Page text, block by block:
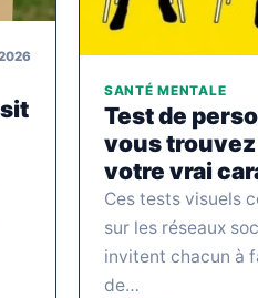
SANTÉ MENTALE
Test de
vous trouvez
votre vrai
Ces tests visuels
sur les réseaux
invitent chacun à
de…